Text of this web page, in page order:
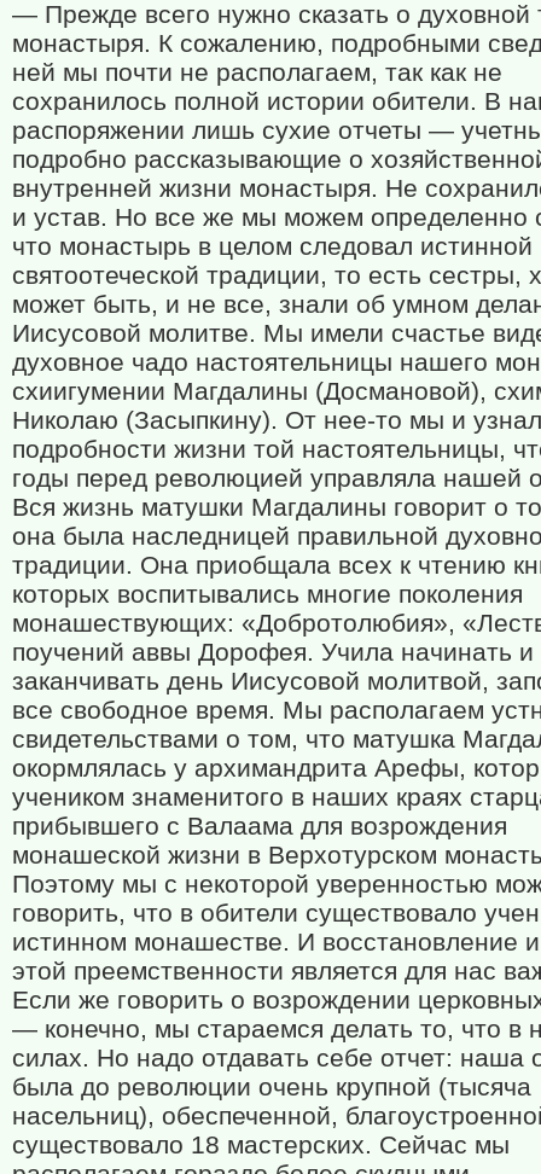
— Прежде всего нужно сказать о духовной
монастыря. К сожалению, подробными
ней мы почти не располагаем, так как не
сохранилось полной истории обители. В
распоряжении лишь сухие отчеты —
подробно рассказывающие о
внутренней жизни монастыря. Не
и устав. Но все же мы можем определенно
что монастырь в целом следовал истинной
святоотеческой традиции, то есть сестры,
может быть, и не все, знали об умном
Иисусовой молитве. Мы имели счастье
духовное чадо настоятельницы нашего
схиигумении Магдалины (Досмановой),
Николаю (Засыпкину). От нее-то мы и
подробности жизни той настоятельницы,
годы перед революцией управляла нашей
Вся жизнь матушки Магдалины говорит о
она была наследницей правильной
традиции. Она приобщала всех к чтению
которых воспитывались многие поколения
монашествующих: «Добротолюбия»,
поучений аввы Дорофея. Учила начинать и
заканчивать день Иисусовой молитвой,
все свободное время. Мы располагаем
свидетельствами о том, что матушка
окормлялась у архимандрита Арефы,
учеником знаменитого в наших краях
прибывшего с Валаама для возрождения
монашеской жизни в Верхотурском
Поэтому мы с некоторой уверенностью
говорить, что в обители существовало
истинном монашестве. И восстановление
этой преемственности является для нас
Если же говорить о возрождении
— конечно, мы стараемся делать то, что в
силах. Но надо отдавать себе отчет: наша
была до революции очень крупной (тысяча
насельниц), обеспеченной,
существовало 18 мастерских. Сейчас мы